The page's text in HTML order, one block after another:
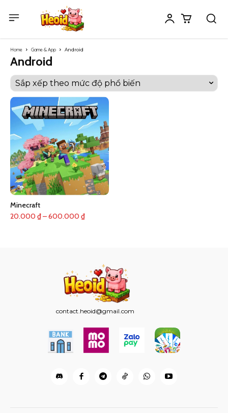
Home Game & App Android
Android
Minecraft
20.000 ₫–600.000 ₫Khoảng
600.000 ₫
contact.heoid@gmail.com